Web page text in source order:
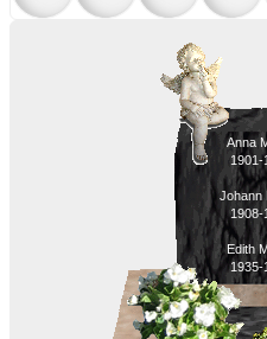
Anna
1901-
Johann
1908-
Edith
1935-